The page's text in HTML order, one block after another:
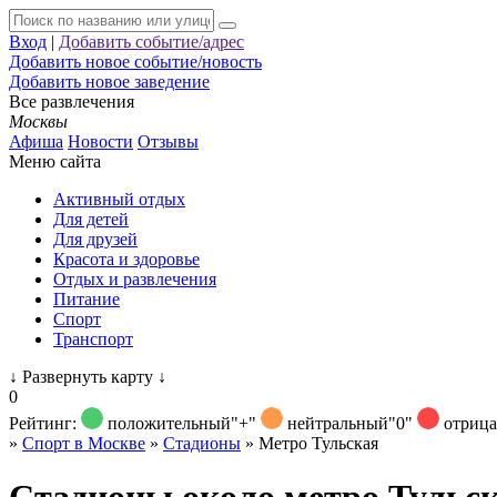
Вход | Добавить событие/адрес
Добавить новое событие/новость
Добавить новое заведение
Все развлечения
Москвы
Афиша Новости Отзывы
Меню сайта
Активный отдых
Для детей
Для друзей
Красота и здоровье
Отдых и развлечения
Питание
Спорт
Транспорт
↓ Развернуть карту ↓
0
Рейтинг:
положительный"+" нейтральный"0"
» Спорт в Москве » Стадионы » Метро Тульская